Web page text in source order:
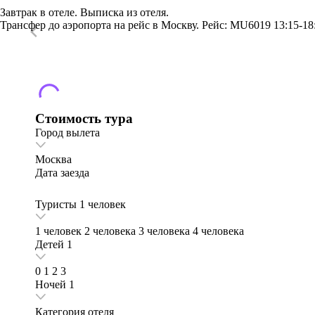
Завтрак в отеле. Выписка из отеля.
Трансфер до аэропорта на рейс в Москву. Рейс: MU6019 13:15-
Стоимость тура
Город вылета
Москва
Дата заезда
Туристы 1 человек
1 человек 2 человека 3 человека 4 человека
Детей 1
0 1 2 3
Ночей 1
Категория отеля